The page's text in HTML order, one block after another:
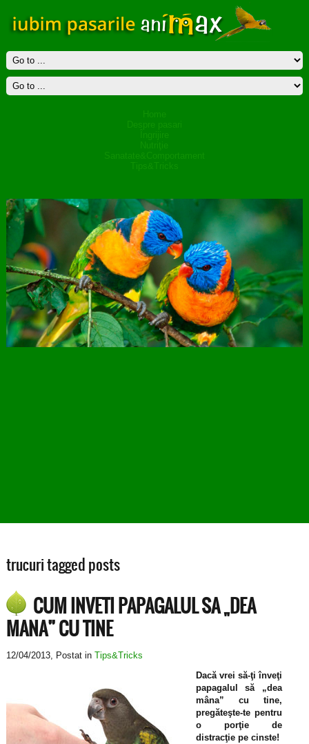
trucuri tagged posts
CUM INVETI PAPAGALUL SA „DEA
MANA” CU TINE
12/04/2013, Postat in Tips&Tricks
Dacă vrei să-ţi înveţi
papagalul să „dea
mâna” cu tine,
pregăteşte-te pentru
o porţie de
distracţie pe cinste!